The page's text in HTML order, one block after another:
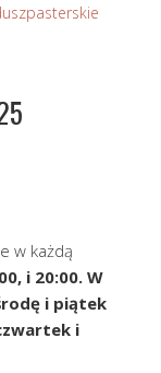
w każdą
i 20:00. W
i piątek
i